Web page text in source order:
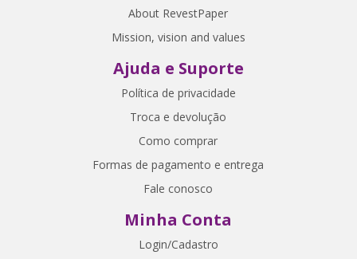
About RevestPaper
Mission, vision and values
Ajuda e Suporte
Política de privacidade
Troca e devolução
Como comprar
Formas de pagamento e entrega
Fale conosco
Minha Conta
Login/Cadastro